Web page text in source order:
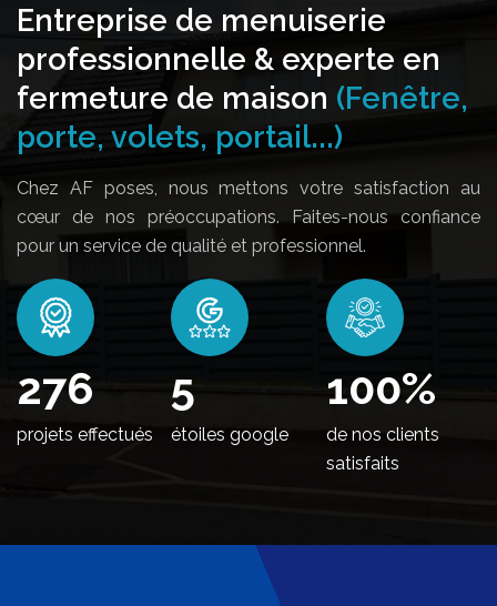
Entreprise de menuiserie
professionnelle & experte en
fermeture de maison (Fenêtre,
porte, volets, portail...)
Chez AF poses, nous mettons votre satisfaction au
cœur de nos préoccupations. Faites-nous confiance
pour un service de qualité et professionnel.
334
projets effectués
5
étoiles google
100%
de nos clients
satisfaits